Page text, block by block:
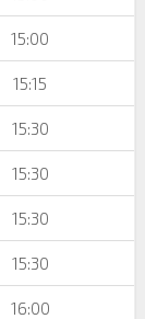
15:00
15:15
15:30
15:30
15:30
15:30
16:00